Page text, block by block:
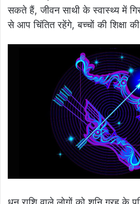
सकते हैं, जीवन साथी के स्वास्थ्य में
से आप चिंतित रहेंगे, बच्चों की शिक्षा की